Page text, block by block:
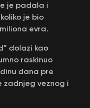
je padala i
je bio
evra.
dolazi kao
raskinuo
dana pre
zadnjeg veznog i